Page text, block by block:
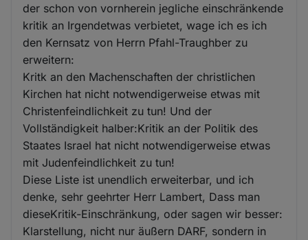
der schon von vornherein jegliche einschränkende
kritik an Irgendetwas verbietet, wage ich es ich
den Kernsatz von Herrn Pfahl-Traughber zu
erweitern:
Kritk an den Machenschaften der christlichen
Kirchen hat nicht notwendigerweise etwas mit
Christenfeindlichkeit zu tun! Und der
Vollständigkeit halber:Kritik an der Politik des
Staates Israel hat nicht notwendigerweise etwas
mit Judenfeindlichkeit zu tun!
Diese Liste ist unendlich erweiterbar, und ich
denke, sehr geehrter Herr Lambert, Dass man
dieseKritik-Einschränkung, oder sagen wir besser:
Klarstellung, nicht nur äußern DARF, sondern in